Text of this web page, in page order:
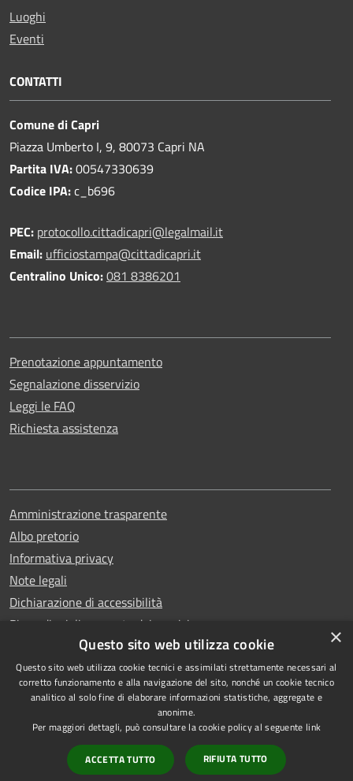
Luoghi
Eventi
CONTATTI
Comune di Capri
Piazza Umberto I, 9, 80073 Capri NA
Partita IVA:00547330639
Codice IPA:c_b696
PEC: protocollo.cittadicapri@legalmail.it
Email: ufficiostampa@cittadicapri.it
Centralino Unico:081 8386201
Prenotazione appuntamento
Segnalazione disservizio
Leggi le FAQ
Richiesta assistenza
Amministrazione trasparente
Albo pretorio
Informativa privacy
Note legali
Dichiarazione di accessibilità
Piano di miglioramento dei servizi
RSS
Accessibilità
Copyright © 2026 • Comune di
Capri • Powered by
Municipium•Accesso
redazione
×
Questo sito web utilizza cookie
Questo sito web utilizza cookie tecnici e assimilati strettamente necessari al
corretto funzionamento e alla navigazione del sito, nonché un cookie tecnico
analitico al solo fine di elaborare informazioni statistiche, aggregate e
anonime.
Per maggiori dettagli, può consultare la cookie policy al seguente link
ACCETTA TUTTO RIFIUTA TUTTO